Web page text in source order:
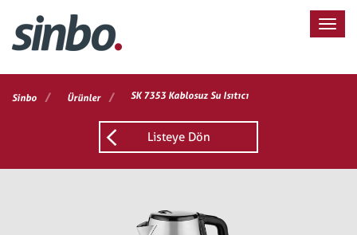
Sinbo / Ürünler / SK 7353 Kablosuz Su Isıtıcı
Listeye Dön